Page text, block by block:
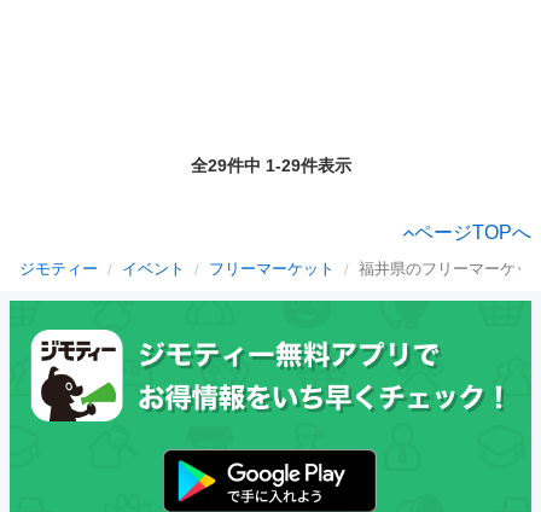
全29件中 1-29件表示
ページTOPへ
ジモティー イベント フリーマーケット 福井県のフリーマーケッ